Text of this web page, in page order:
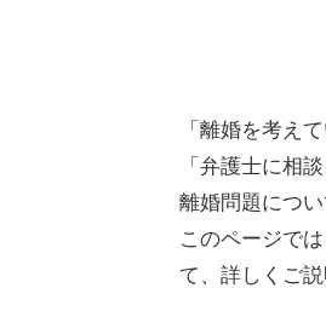
「離婚を考え
「弁護士に相
離婚問題につ
このページで
て、詳しくご説